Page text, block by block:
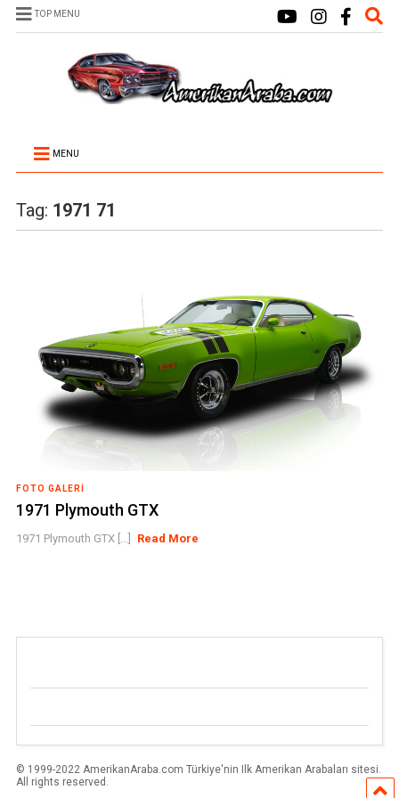
TOP MENU
MENU
Tag: 1971 71
FOTO GALERI
1971 Plymouth GTX
1971 Plymouth GTX [...] Read More
© 1999-2022 AmerikanAraba.com Türkiye'nin Ilk Amerikan Arabaları sitesi.
All rights reserved.